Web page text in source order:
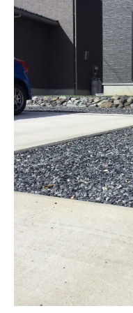
用術
化粧砕石の
外構砂利の
エクステリアに
エクステリ
性
化粧砕石で
ス性
おしゃれな
化
化粧砕石の
エクステリア
メリット感じる